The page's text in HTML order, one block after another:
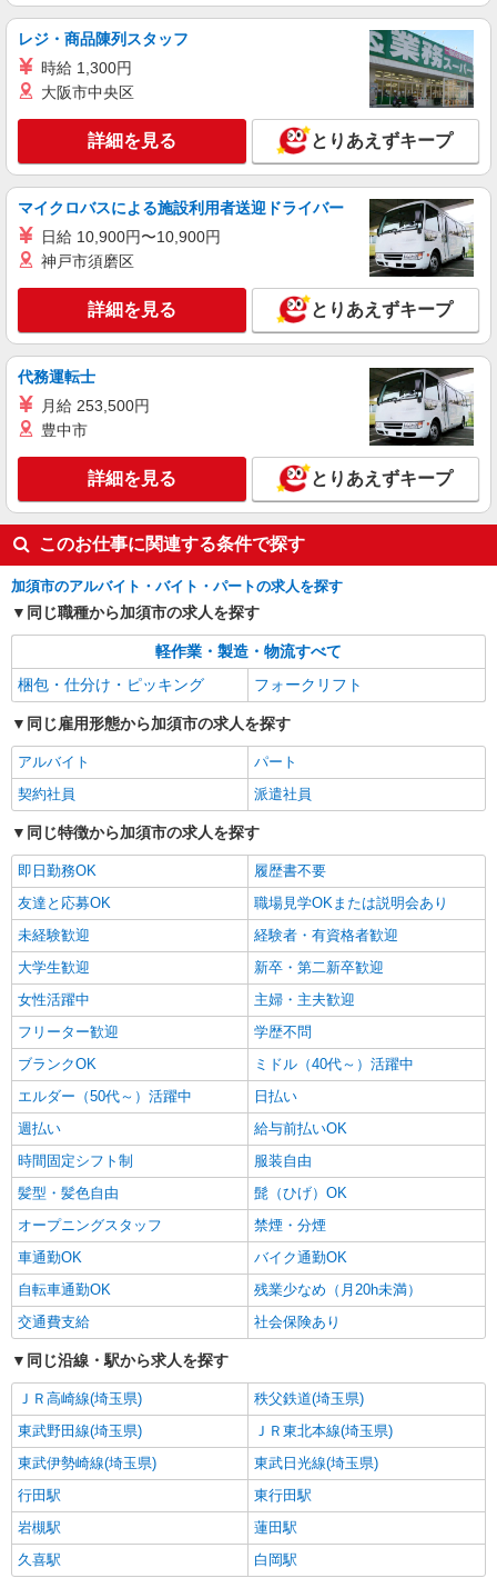
時給1337円 ※交通費実費支給／当社規定あ
り。
埼玉県加須市 加須駅から車で10分／加須IC近
キープ 詳細を見る
派遣社員
ランスタッド株式会社 久喜支店（久喜事業所）/SPKK209595
仕分け・ピッキング・梱包・検品
時給1337円 ※交通費実費支給／当社規定あ
埼玉県加須市北大桑
詳細を見る
アルバイト パート
株式会社バイトレ（ADM810905GT06）
【迷ったらコレ】箱に入れるだけ♪モクモク軽
作業スタッフ
時給1364円〜時給1600円（就業先により異な
る）
埼玉県加須市
キープ 詳細を見る
レジ・商品陳列スタッフ
時給 1,300円
大阪市中央区
詳細を見る とりあえずキープ
マイクロバスによる施設利用者送迎ドライバー
日給 10,900円〜10,900円
神戸市須磨区
詳細を見る とりあえずキープ
代務運転士
月給 253,500円
豊中市
詳細を見る とりあえずキープ
このお仕事に関連する条件で探す
加須市のアルバイト・バイト・パートの求人を探す
同じ職種から加須市の求人を探す
軽作業・製造・物流すべて
梱包・仕分け・ピッキング
フォークリフト
同じ雇用形態から加須市の求人を探す
アルバイト
パート
契約社員
派遣社員
同じ特徴から加須市の求人を探す
即日勤務OK
履歴書不要
友達と応募OK
職場見学OKまたは説明会あり
未経験歓迎
経験者・有資格者歓迎
大学生歓迎
新卒・第二新卒歓迎
女性活躍中
主婦・主夫歓迎
フリーター歓迎
学歴不問
ブランクOK
ミドル（40代～）活躍中
エルダー（50代～）活躍中
日払い
週払い
給与前払いOK
時間固定シフト制
服装自由
髪型・髪色自由
髭（ひげ）OK
オープニングスタッフ
禁煙・分煙
車通勤OK
バイク通勤OK
自転車通勤OK
残業少なめ（月20h未満）
交通費支給
社会保険あり
同じ沿線・駅から求人を探す
ＪＲ高崎線(埼玉県)
秩父鉄道(埼玉県)
東武野田線(埼玉県)
ＪＲ東北本線(埼玉県)
東武伊勢崎線(埼玉県)
東武日光線(埼玉県)
行田駅
東行田駅
岩槻駅
蓮田駅
久喜駅
白岡駅